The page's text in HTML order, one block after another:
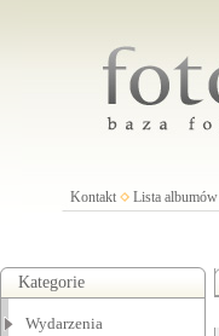
Kontakt Lista albumów
Kategorie
Wydarzenia